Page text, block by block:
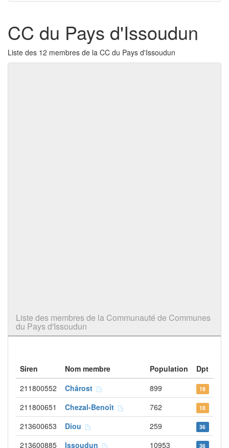
CC du Pays d'Issoudun
Liste des 12 membres de la CC du Pays d'Issoudun
Liste des membres de la Communauté de Communes
du Pays d'Issoudun
Siren Nom membre Population
Dpt
211800552
Chârost 899 18
211800651 Chezal-Benoît 762 18
213600653 Diou 259 36
213600885 Issoudun 10953 36